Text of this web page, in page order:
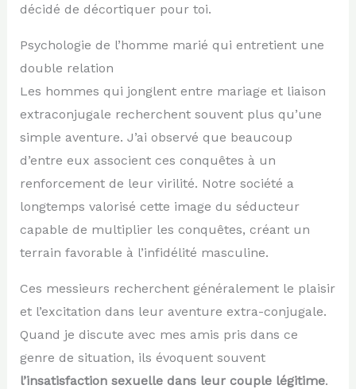
décidé de décortiquer pour toi.
Psychologie de l’homme marié qui entretient une
double relation
Les hommes qui jonglent entre mariage et liaison
extraconjugale recherchent souvent plus qu’une
simple aventure. J’ai observé que beaucoup
d’entre eux associent ces conquêtes à un
renforcement de leur virilité. Notre société a
longtemps valorisé cette image du séducteur
capable de multiplier les conquêtes, créant un
terrain favorable à l’infidélité masculine.
Ces messieurs recherchent généralement le plaisir
et l’excitation dans leur aventure extra-conjugale.
Quand je discute avec mes amis pris dans ce
genre de situation, ils évoquent souvent
l’insatisfaction sexuelle dans leur couple légitime.